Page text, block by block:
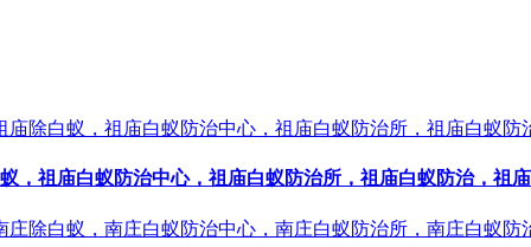
，祖庙白蚁防治中心，祖庙白蚁防治所，祖庙白蚁防治，祖